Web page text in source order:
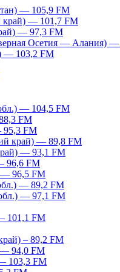
— 105,9 FM
край) — 101,7 FM
— 97,3 FM
Осетия — Алания)
— 103,2 FM
— 104,5 FM
FM
95,3 FM
край) — 89,8 FM
— 93,1 FM
96,6 FM
— 96,5 FM
— 89,2 FM
— 97,1 FM
101,1 FM
– 89,2 FM
— 94,0 FM
103,3 FM